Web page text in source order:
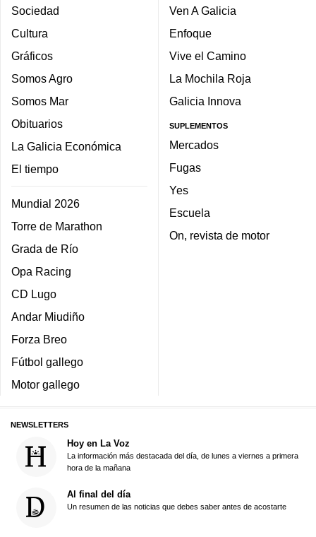
Sociedad
Cultura
Gráficos
Somos Agro
Somos Mar
Obituarios
La Galicia Económica
El tiempo
Mundial 2026
Torre de Marathon
Grada de Río
Opa Racing
CD Lugo
Andar Miudiño
Forza Breo
Fútbol gallego
Motor gallego
Ven A Galicia
Enfoque
Vive el Camino
La Mochila Roja
Galicia Innova
SUPLEMENTOS
Mercados
Fugas
Yes
Escuela
On, revista de motor
NEWSLETTERS
Hoy en La Voz
La información más destacada del día, de lunes a viernes a primera
hora de la mañana
Al final del día
Un resumen de las noticias que debes saber antes de acostarte